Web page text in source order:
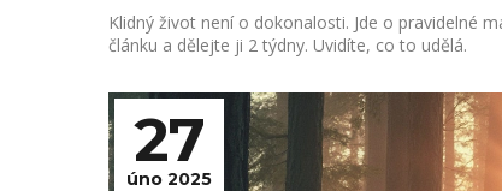
Klidný život není o dokonalosti. Jde o pravidelné
článku a dělejte ji 2 týdny. Uvidíte, co to udělá.
27
úno 2025